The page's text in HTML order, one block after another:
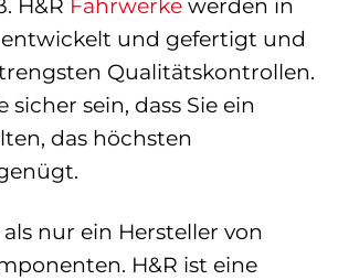
H&R Fahrwerke werden in
und gefertigt und
Qualitätskontrollen.
sicher sein, dass Sie ein
das höchsten
nur ein Hersteller von
H&R ist eine